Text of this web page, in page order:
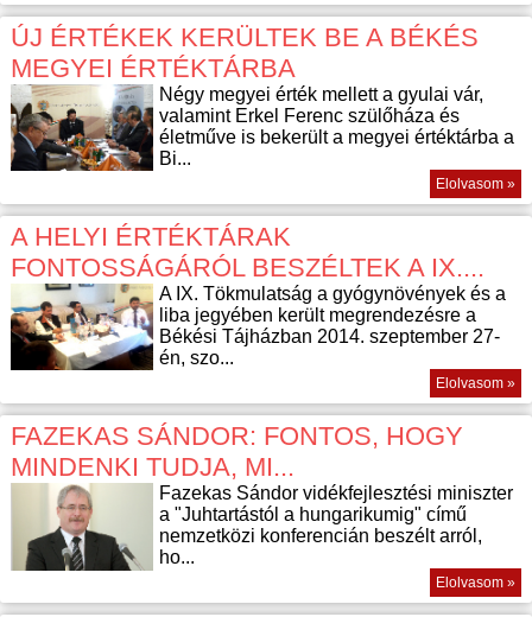
ÚJ ÉRTÉKEK KERÜLTEK BE A BÉKÉS
MEGYEI ÉRTÉKTÁRBA
Négy megyei érték mellett a gyulai vár,
valamint Erkel Ferenc szülőháza és
életműve is bekerült a megyei értéktárba a
Bi...
Elolvasom »
A HELYI ÉRTÉKTÁRAK
FONTOSSÁGÁRÓL BESZÉLTEK A IX....
A IX. Tökmulatság a gyógynövények és a
liba jegyében került megrendezésre a
Békési Tájházban 2014. szeptember 27-
én, szo...
Elolvasom »
FAZEKAS SÁNDOR: FONTOS, HOGY
MINDENKI TUDJA, MI...
Fazekas Sándor vidékfejlesztési miniszter
a "Juhtartástól a hungarikumig" című
nemzetközi konferencián beszélt arról,
ho...
Elolvasom »